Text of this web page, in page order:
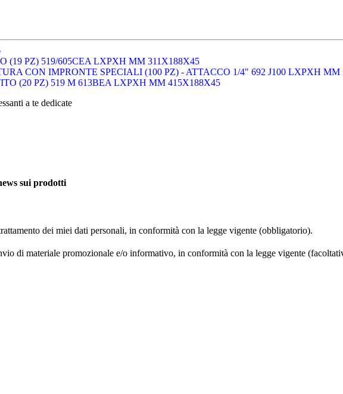
(19 PZ) 519/605CEA LXPXH MM 311X188X45
CON IMPRONTE SPECIALI (100 PZ) - ATTACCO 1/4" 692 J100 LXPXH MM
(20 PZ) 519 M 613BEA LXPXH MM 415X188X45
a te dedicate
sui prodotti
dei miei dati personali, in conformità con la legge vigente (obbligatorio).
di materiale promozionale e/o informativo, in conformità con la legge vigente